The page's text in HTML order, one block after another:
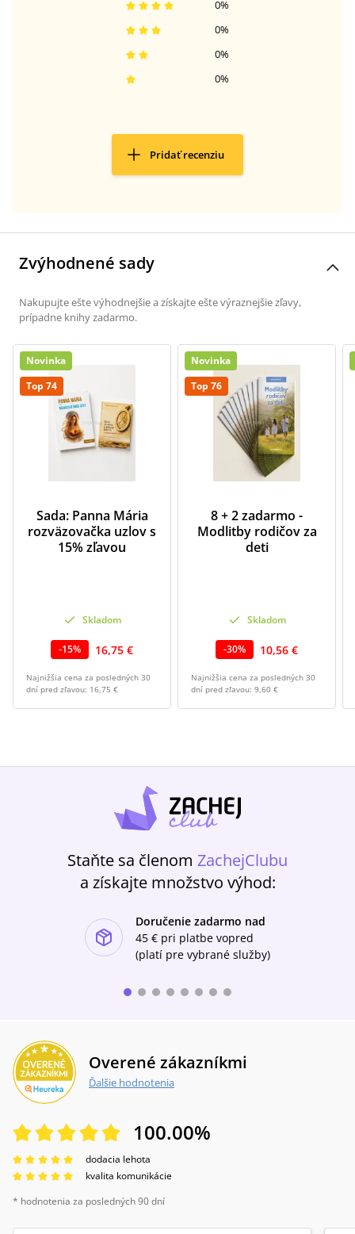
0%
0%
0%
0%
Pridať recenziu
Zvýhodnené sady
Nakupujte ešte výhodnejšie a získajte ešte výraznejšie zľavy,
prípadne knihy zadarmo.
Novinka
Top 74
Sada: Panna Mária
rozväzovačka uzlov s
15% zľavou
Skladom
-15% 16,75 €
Najnižšia cena za posledných 30
dní pred zľavou: 16,75 €
Novinka
Top 76
8 + 2 zadarmo -
Modlitby rodičov za
deti
Skladom
-30% 10,56 €
Najnižšia cena za posledných 30
dní pred zľavou: 9,60 €
Staňte sa členom ZachejClubu
a získajte množstvo výhod:
Doručenie zadarmo nad
45 € pri platbe vopred
(platí pre vybrané služby)
Overené zákazníkmi
Ďalšie hodnotenia
100.00%
dodacia lehota
kvalita komunikácie
* hodnotenia za posledných 90 dní